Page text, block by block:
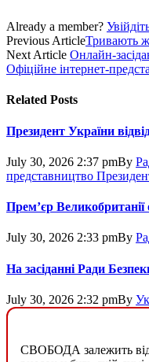
Already a member?
Previous ArticleТривають
Next Article Онлайн-
Офіційне інтернет-
Related Posts
Президент України
July 30, 2026 2:37 pmBy
представництво
Прем’єр
July 30, 2026 2:33 pmBy
На засіданні Ради
July 30, 2026 2:32 pmBy
СВОБОДА залежить